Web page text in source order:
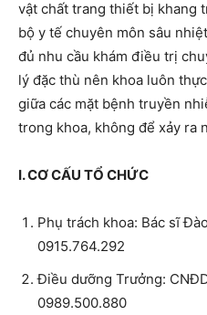
vật chất trang thiết bị khang
bộ y tế chuyên môn sâu
đủ nhu cầu khám điều trị
lý đặc thù nên khoa luôn
giữa các mặt bệnh truyền
trong khoa, không để xảy ra
I. CƠ CẤU TỔ CHỨC
Phụ trách khoa: Bác sĩ
0915.764.292
Điều dưỡng Trưởng:
0989.500.880